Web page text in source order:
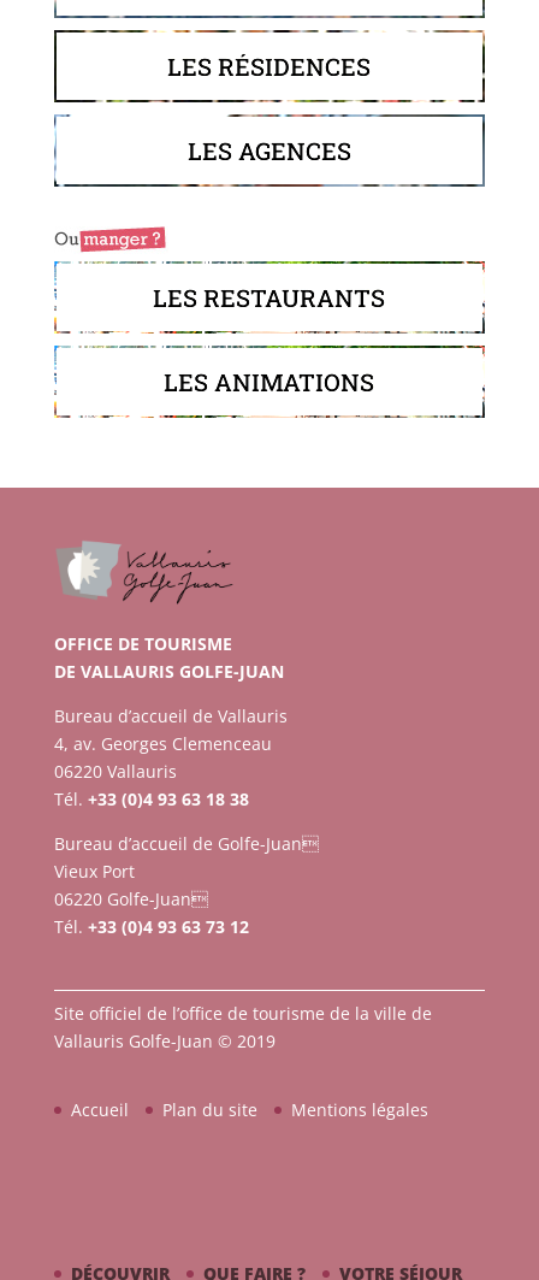
LES RÉSIDENCES
LES AGENCES
LES RESTAURANTS
LES ANIMATIONS
OFFICE DE TOURISME
DE VALLAURIS GOLFE-JUAN
Bureau d’accueil de Vallauris
4, av. Georges Clemenceau
06220 Vallauris
Tél. +33 (0)4 93 63 18 38
Bureau d’accueil de Golfe-Juan
Vieux Port
06220 Golfe-Juan
Tél. +33 (0)4 93 63 73 12
Site officiel de l’office de tourisme de la ville de
Vallauris Golfe-Juan © 2019
Accueil Plan du site Mentions légales
DÉCOUVRIR QUE FAIRE ? VOTRE SÉJOUR